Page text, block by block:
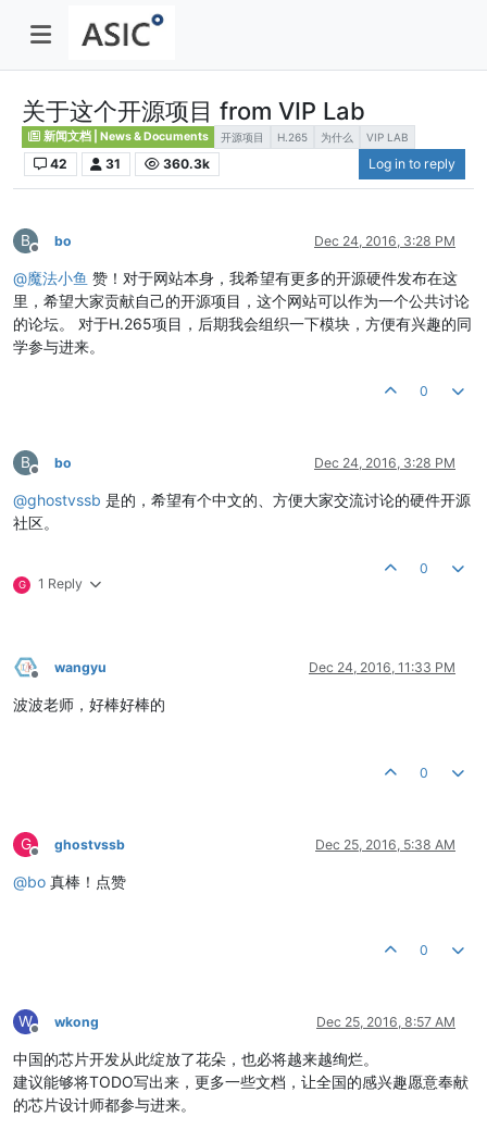
关于这个开源项目 from VIP Lab
新闻文档 | News & Documents 开源项目 H.265 为什么 VIP LAB
42 31 360.3k Log in to reply
B
Offline
bo Dec 24, 2016, 3:28 PM
@魔法小鱼 赞！对于网站本身，我希望有更多的开源硬件发布在这
里，希望大家贡献自己的开源项目，这个网站可以作为一个公共讨论
的论坛。 对于H.265项目，后期我会组织一下模块，方便有兴趣的同
学参与进来。
0
B
Offline
bo Dec 24, 2016, 3:28 PM
@ghostvssb 是的，希望有个中文的、方便大家交流讨论的硬件开源
社区。
G 1 Reply
0
Offline
wangyu Dec 24, 2016, 11:33 PM
波波老师，好棒好棒的
0
G
Offline
ghostvssb Dec 25, 2016, 5:38 AM
@bo 真棒！点赞
0
W
Offline
wkong Dec 25, 2016, 8:57 AM
中国的芯片开发从此绽放了花朵，也必将越来越绚烂。
建议能够将TODO写出来，更多一些文档，让全国的感兴趣愿意奉献
的芯片设计师都参与进来。